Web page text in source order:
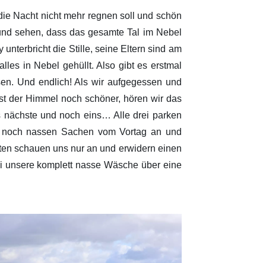
Nacht nicht mehr regnen soll und schön
sehen, dass das gesamte Tal im Nebel
unterbricht die Stille, seine Eltern sind am
in Nebel gehüllt. Also gibt es erstmal
Und endlich! Als wir aufgegessen und
der Himmel noch schöner, hören wir das
nächste und noch eins… Alle drei parken
nassen Sachen vom Vortag an und
schauen uns nur an und erwidern einen
komplett nasse Wäsche über eine